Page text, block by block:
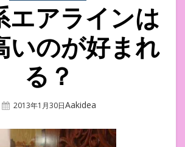
エアラインは
いのが好まれ
る？
Posted
2013年1月30日Author
Aakidea